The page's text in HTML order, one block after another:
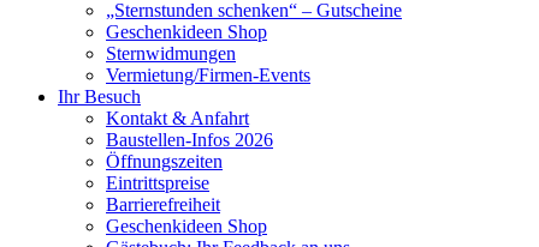
„Sternstunden schenken“ – Gutscheine
Geschenkideen Shop
Sternwidmungen
Vermietung/Firmen-Events
Ihr Besuch
Kontakt & Anfahrt
Baustellen-Infos 2026
Öffnungszeiten
Eintrittspreise
Barrierefreiheit
Geschenkideen Shop